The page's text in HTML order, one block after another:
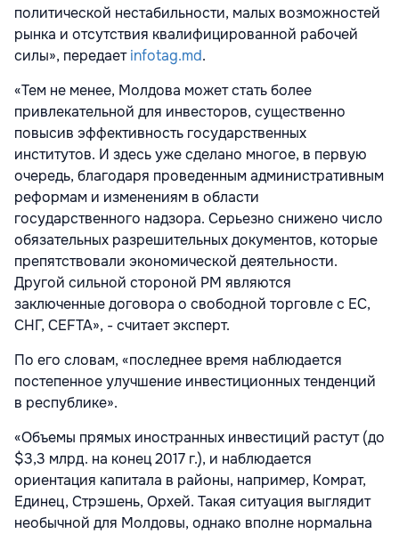
политической нестабильности, малых возможностей
рынка и отсутствия квалифицированной рабочей
силы», передаетinfotag.md.
«Тем не менее, Молдова может стать более
привлекательной для инвесторов, существенно
повысив эффективность государственных
институтов. И здесь уже сделано многое, в первую
очередь, благодаря проведенным административным
реформам и изменениям в области
государственного надзора. Серьезно снижено число
обязательных разрешительных документов, которые
препятствовали экономической деятельности.
Другой сильной стороной РМ являются
заключенные договора о свободной торговле с ЕС,
СНГ, CEFTA», - считает эксперт.
По его словам, «последнее время наблюдается
постепенное улучшение инвестиционных тенденций
в республике».
«Объемы прямых иностранных инвестиций растут (до
$3,3 млрд. на конец 2017 г.), и наблюдается
ориентация капитала в районы, например, Комрат,
Единец, Стрэшень, Орхей. Такая ситуация выглядит
необычной для Молдовы, однако вполне нормальна